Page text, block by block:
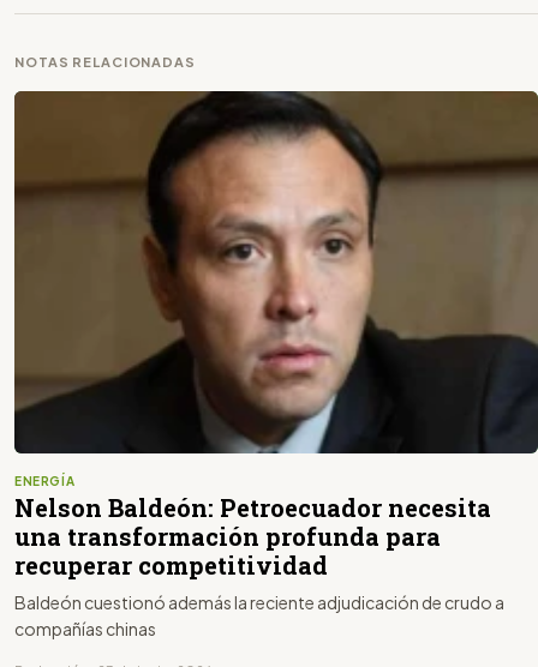
NOTAS RELACIONADAS
ENERGÍA
Nelson Baldeón: Petroecuador necesita
una transformación profunda para
recuperar competitividad
Baldeón cuestionó además la reciente adjudicación de crudo a
compañías chinas